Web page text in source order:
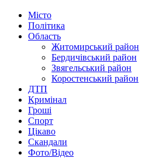
Місто
Політика
Область
Житомирський район
Бердичівський район
Звягельський район
Коростенський район
ДТП
Кримінал
Гроші
Спорт
Цікаво
Скандали
Фото/Відео